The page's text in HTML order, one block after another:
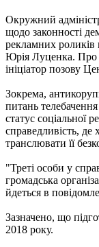
Окружний
щодо законності
рекламних роликів
Юрія Луценка. Про
ініціатор позову
Зокрема,
питань
статус соціальної
справедливість,
транслювати її
"Треті особи у
громадська
йдеться в
Зазначено, що
2018 року.